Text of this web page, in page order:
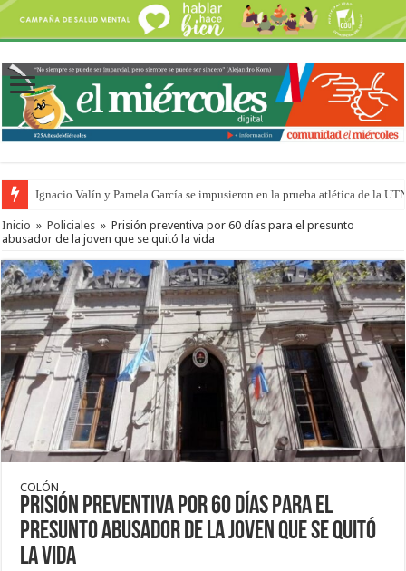
Ignacio Valín y Pamela García se impusieron en la prueba atlética de la
Inicio » Policiales » Prisión preventiva por 60 días para el presunto
abusador de la joven que se quitó la vida
COLÓN
Prisión preventiva por 60 días para el
presunto abusador de la joven que se quitó
la vida